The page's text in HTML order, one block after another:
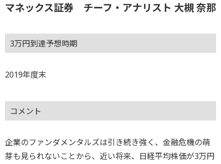
マネックス証券 チーフ・アナリスト 大槻 奈那
3万円到達予想時期
2019年度末
コメント
企業のファンダメンタルズは引き続き強く、金融危機の萌
芽も見られないことから、近い将来、日経平均株価が3万円